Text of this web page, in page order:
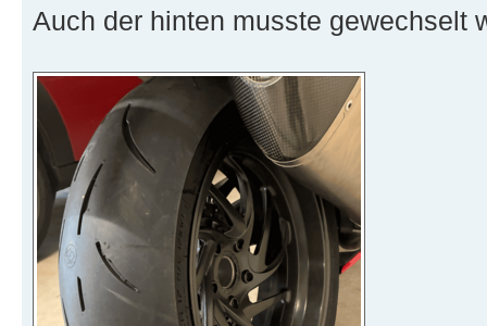
Auch der hinten musste gewechselt